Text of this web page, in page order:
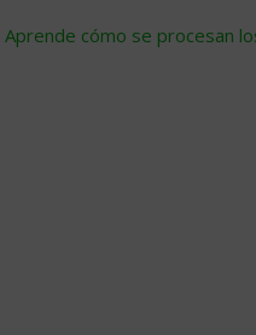
Aprende cómo se procesan